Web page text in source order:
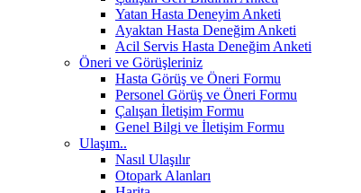
Yatan Hasta Deneyim Anketi
Ayaktan Hasta Deneğim Anketi
Acil Servis Hasta Deneğim Anketi
Öneri ve Görüşleriniz
Hasta Görüş ve Öneri Formu
Personel Görüş ve Öneri Formu
Çalışan İletişim Formu
Genel Bilgi ve İletişim Formu
Ulaşım..
Nasıl Ulaşılır
Otopark Alanları